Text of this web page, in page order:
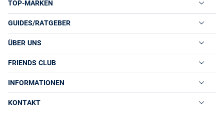
TOP-MARKEN
GUIDES/RATGEBER
ÜBER UNS
FRIENDS CLUB
INFORMATIONEN
KONTAKT